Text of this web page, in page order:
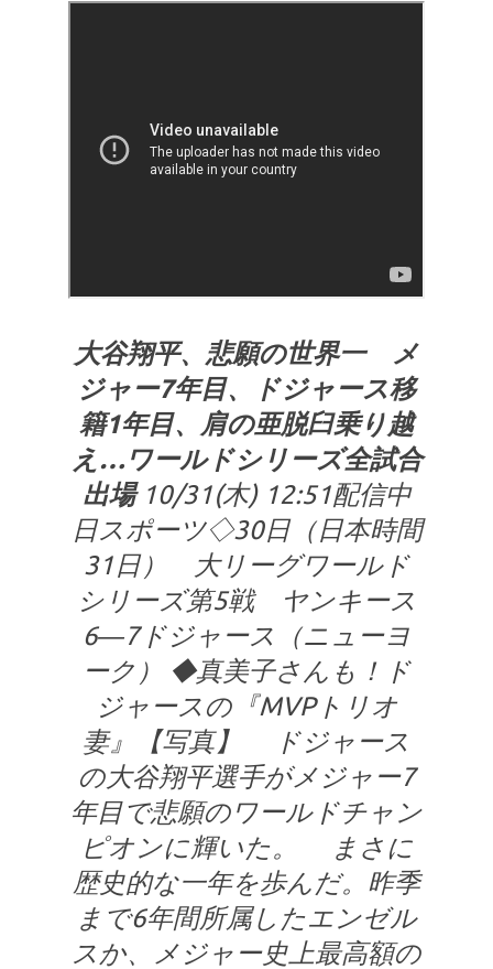
大谷翔平、悲願の世界一 メ
ジャー7年目、ドジャース移
籍1年目、肩の亜脱臼乗り越
え…ワールドシリーズ全試合
出場10/31(木) 12:51配信中
日スポーツ◇30日（日本時間
31日） 大リーグワールド
シリーズ第5戦 ヤンキース
6―7ドジャース（ニューヨ
ーク） ◆真美子さんも！ド
ジャースの『MVPトリオ
妻』【写真】 ドジャース
の大谷翔平選手がメジャー7
年目で悲願のワールドチャン
ピオンに輝いた。 まさに
歴史的な一年を歩んだ。昨季
まで6年間所属したエンゼル
スか、メジャー史上最高額の